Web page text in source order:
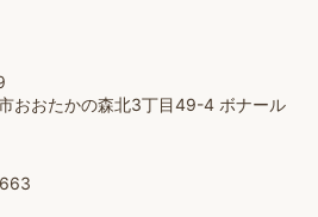
おおたかの森北3丁目49-4 ボナール